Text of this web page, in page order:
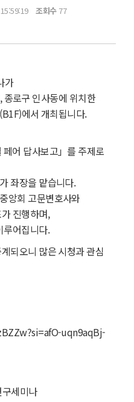
조회수77
가
로구 인사동에 위치한
에서 개최됩니다.
페어 답사보고」를 주제로
좌장을 맡습니다.
앙회 고문변호사와
진행하며,
루어집니다.
되오니 많은 시청과 관심
uqn9aqBj-
세미나